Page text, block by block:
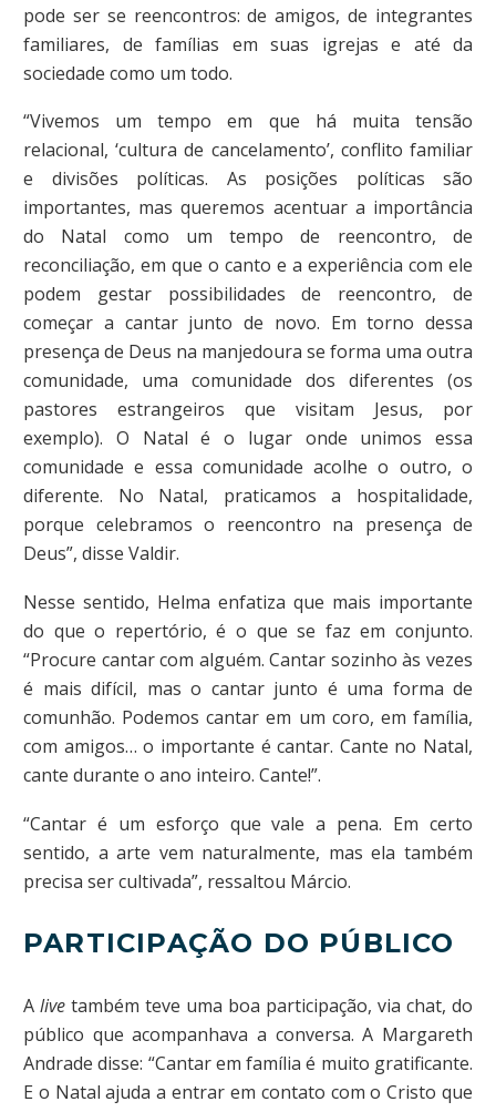
pode ser se reencontros: de amigos, de integrantes
familiares, de famílias em suas igrejas e até da
sociedade como um todo.
“Vivemos um tempo em que há muita tensão
relacional, ‘cultura de cancelamento’, conflito familiar
e divisões políticas. As posições políticas são
importantes, mas queremos acentuar a importância
do Natal como um tempo de reencontro, de
reconciliação, em que o canto e a experiência com ele
podem gestar possibilidades de reencontro, de
começar a cantar junto de novo. Em torno dessa
presença de Deus na manjedoura se forma uma outra
comunidade, uma comunidade dos diferentes (os
pastores estrangeiros que visitam Jesus, por
exemplo). O Natal é o lugar onde unimos essa
comunidade e essa comunidade acolhe o outro, o
diferente. No Natal, praticamos a hospitalidade,
porque celebramos o reencontro na presença de
Deus”, disse Valdir.
Nesse sentido, Helma enfatiza que mais importante
do que o repertório, é o que se faz em conjunto.
“Procure cantar com alguém. Cantar sozinho às vezes
é mais difícil, mas o cantar junto é uma forma de
comunhão. Podemos cantar em um coro, em família,
com amigos… o importante é cantar. Cante no Natal,
cante durante o ano inteiro. Cante!”.
“Cantar é um esforço que vale a pena. Em certo
sentido, a arte vem naturalmente, mas ela também
precisa ser cultivada”, ressaltou Márcio.
PARTICIPAÇÃO DO PÚBLICO
A live também teve uma boa participação, via chat, do
público que acompanhava a conversa. A Margareth
Andrade disse: “Cantar em família é muito gratificante.
E o Natal ajuda a entrar em contato com o Cristo que